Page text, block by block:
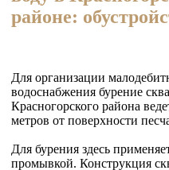
районе:
Для организации
водоснабжения бурение
Красногорского района
метров от поверхности
Для бурения здесь
промывкой. Конструкция